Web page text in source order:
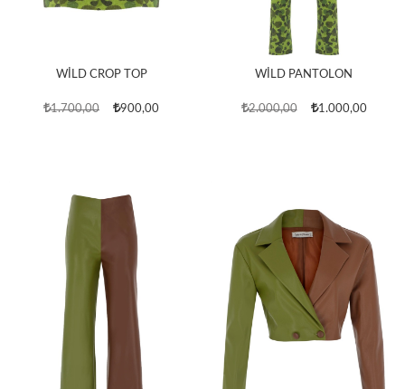
WİLD CROP TOP
1.700,00 900,00
WİLD PANTOLON
2.000,00 1.000,00